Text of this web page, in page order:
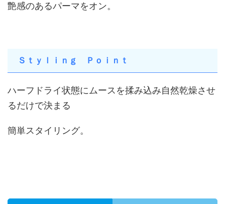
艶感のあるパーマをオン。
Ｓｔｙｌｉｎｇ Ｐｏｉｎｔ
ハーフドライ状態にムースを揉み込み自然乾燥させ
るだけで決まる
簡単スタイリング。